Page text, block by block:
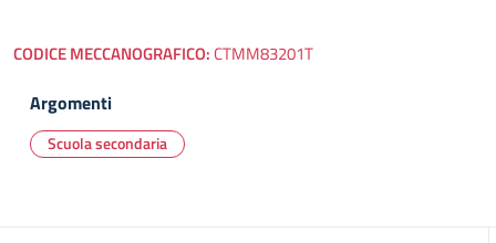
CODICE MECCANOGRAFICO: CTMM83201T
Argomenti
Scuola secondaria